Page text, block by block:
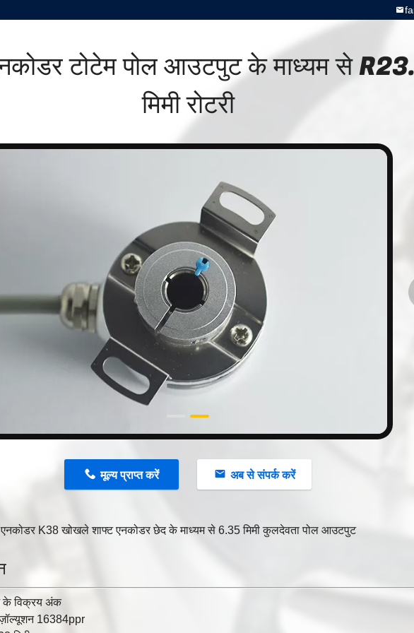
टोटेम पोल आउटपुट के माध्यम से
मिमी रोटरी
मूल्य प्राप्त करें अब से संपर्क करें
एनकोडर K38 खोखले शाफ्ट एनकोडर छेद के माध्यम से 6.35 मिमी कुलदेवता पोल आउटपुट
के विक्रय अंक
16384ppr